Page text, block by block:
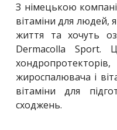
З німецькою
вітаміни для людей,
життя та хочуть
Dermacolla Sport.
жироспалювача і
вітаміни для
сходжень.